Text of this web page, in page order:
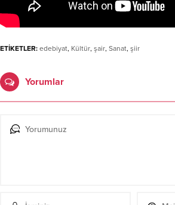
ETİKETLER: edebiyat, Kültür, şair, Sanat, şiir
Yorumlar